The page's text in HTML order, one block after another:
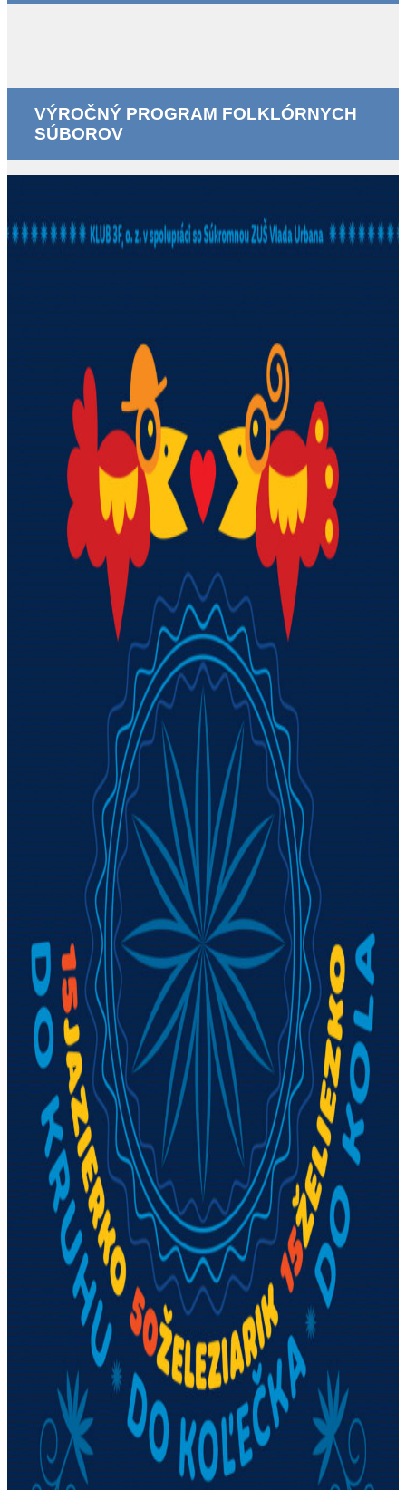
VÝROČNÝ PROGRAM FOLKLÓRNYCH
SÚBOROV